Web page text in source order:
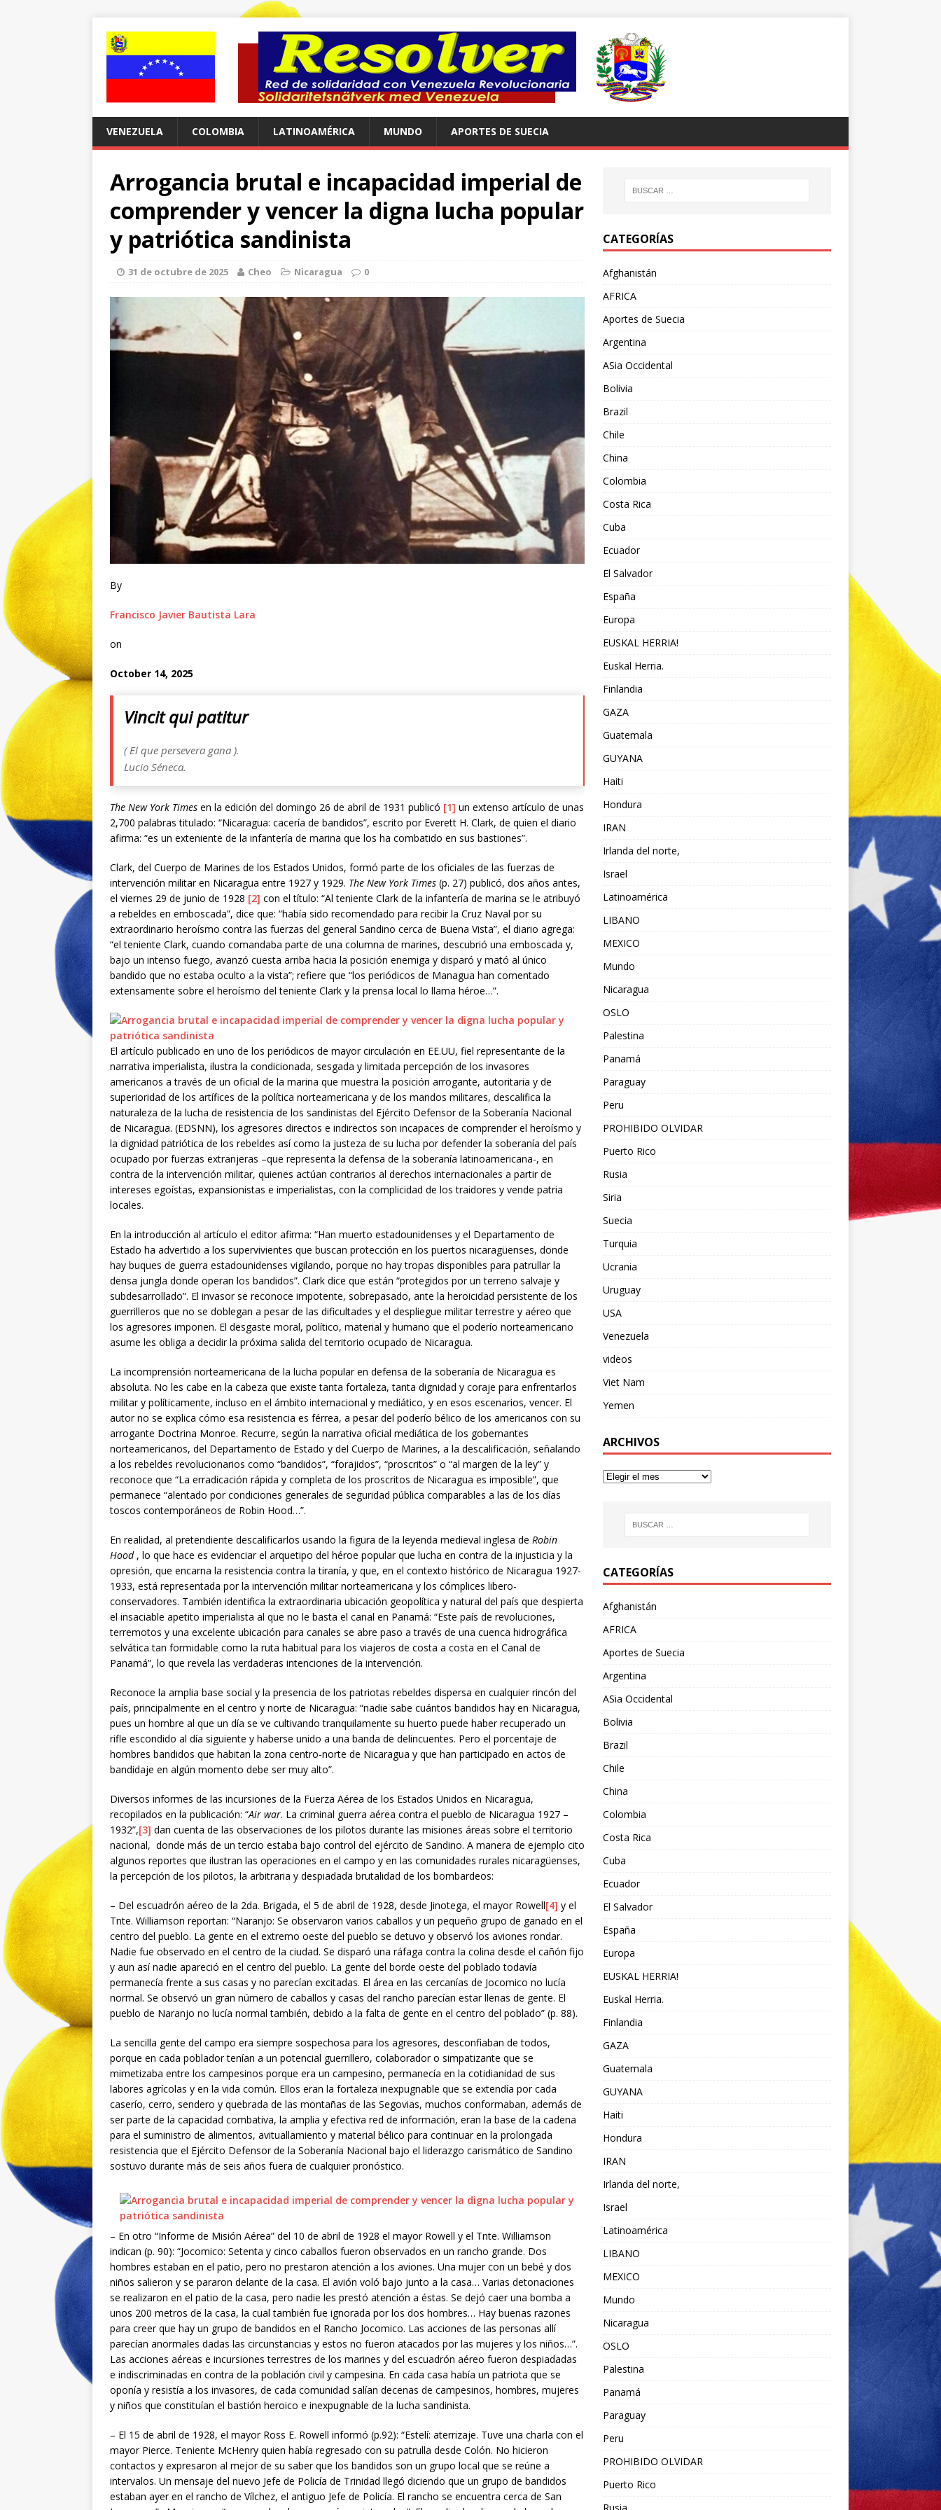
VENEZUELA COLOMBIA LATINOAMÉRICA MUNDO APORTES DE SUECIA
Arrogancia brutal e incapacidad imperial de
comprender y vencer la digna lucha popular
y patriótica sandinista
31 de octubre de 2025 Cheo Nicaragua 0
By
Francisco Javier Bautista Lara
on
October 14, 2025
Vincit qui patitur
(El que persevera gana ).
Lucio Séneca.
The New York Times en la edición del domingo 26 de abril de 1931 publicó [1] un extenso artículo de unas
2,700 palabras titulado: “Nicaragua: cacería de bandidos”, escrito por Everett H. Clark, de quien el diario
afirma: “es un exteniente de la infantería de marina que los ha combatido en sus bastiones”.
Clark, del Cuerpo de Marines de los Estados Unidos, formó parte de los oficiales de las fuerzas de
intervención militar en Nicaragua entre 1927 y 1929. The New York Times (p. 27) publicó, dos años antes,
el viernes 29 de junio de 1928 [2] con el título: “Al teniente Clark de la infantería de marina se le atribuyó
a rebeldes en emboscada”, dice que: “había sido recomendado para recibir la Cruz Naval por su
extraordinario heroísmo contra las fuerzas del general Sandino cerca de Buena Vista”, el diario agrega:
“el teniente Clark, cuando comandaba parte de una columna de marines, descubrió una emboscada y,
bajo un intenso fuego, avanzó cuesta arriba hacia la posición enemiga y disparó y mató al único
bandido que no estaba oculto a la vista”; refiere que “los periódicos de Managua han comentado
extensamente sobre el heroísmo del teniente Clark y la prensa local lo llama héroe…”.
El artículo publicado en uno de los periódicos de mayor circulación en EE.UU, fiel representante de la
narrativa imperialista, ilustra la condicionada, sesgada y limitada percepción de los invasores
americanos a través de un oficial de la marina que muestra la posición arrogante, autoritaria y de
superioridad de los artífices de la política norteamericana y de los mandos militares, descalifica la
naturaleza de la lucha de resistencia de los sandinistas del Ejército Defensor de la Soberanía Nacional
de Nicaragua. (EDSNN), los agresores directos e indirectos son incapaces de comprender el heroísmo y
la dignidad patriótica de los rebeldes así como la justeza de su lucha por defender la soberanía del país
ocupado por fuerzas extranjeras –que representa la defensa de la soberanía latinoamericana-, en
contra de la intervención militar, quienes actúan contrarios al derechos internacionales a partir de
intereses egoístas, expansionistas e imperialistas, con la complicidad de los traidores y vende patria
locales.
En la introducción al artículo el editor afirma: “Han muerto estadounidenses y el Departamento de
Estado ha advertido a los supervivientes que buscan protección en los puertos nicaragüenses, donde
hay buques de guerra estadounidenses vigilando, porque no hay tropas disponibles para patrullar la
densa jungla donde operan los bandidos”. Clark dice que están “protegidos por un terreno salvaje y
subdesarrollado”. El invasor se reconoce impotente, sobrepasado, ante la heroicidad persistente de los
guerrilleros que no se doblegan a pesar de las dificultades y el despliegue militar terrestre y aéreo que
los agresores imponen. El desgaste moral, político, material y humano que el poderío norteamericano
asume les obliga a decidir la próxima salida del territorio ocupado de Nicaragua.
La incomprensión norteamericana de la lucha popular en defensa de la soberanía de Nicaragua es
absoluta. No les cabe en la cabeza que existe tanta fortaleza, tanta dignidad y coraje para enfrentarlos
militar y políticamente, incluso en el ámbito internacional y mediático, y en esos escenarios, vencer. El
autor no se explica cómo esa resistencia es férrea, a pesar del poderío bélico de los americanos con su
arrogante Doctrina Monroe. Recurre, según la narrativa oficial mediática de los gobernantes
norteamericanos, del Departamento de Estado y del Cuerpo de Marines, a la descalificación, señalando
a los rebeldes revolucionarios como “bandidos”, “forajidos”, “proscritos” o “al margen de la ley” y
reconoce que “La erradicación rápida y completa de los proscritos de Nicaragua es imposible”, que
permanece “alentado por condiciones generales de seguridad pública comparables a las de los días
toscos contemporáneos de Robin Hood…”.
En realidad, al pretendiente descalificarlos usando la figura de la leyenda medieval inglesa de Robin
Hood, lo que hace es evidenciar el arquetipo del héroe popular que lucha en contra de la injusticia y la
opresión, que encarna la resistencia contra la tiranía, y que, en el contexto histórico de Nicaragua 1927-
1933, está representada por la intervención militar norteamericana y los cómplices libero-
conservadores. También identifica la extraordinaria ubicación geopolítica y natural del país que despierta
el insaciable apetito imperialista al que no le basta el canal en Panamá: “Este país de revoluciones,
terremotos y una excelente ubicación para canales se abre paso a través de una cuenca hidrográfica
selvática tan formidable como la ruta habitual para los viajeros de costa a costa en el Canal de
Panamá”, lo que revela las verdaderas intenciones de la intervención.
Reconoce la amplia base social y la presencia de los patriotas rebeldes dispersa en cualquier rincón del
país, principalmente en el centro y norte de Nicaragua: “nadie sabe cuántos bandidos hay en Nicaragua,
pues un hombre al que un día se ve cultivando tranquilamente su huerto puede haber recuperado un
rifle escondido al día siguiente y haberse unido a una banda de delincuentes. Pero el porcentaje de
hombres bandidos que habitan la zona centro-norte de Nicaragua y que han participado en actos de
bandidaje en algún momento debe ser muy alto”.
Diversos informes de las incursiones de la Fuerza Aérea de los Estados Unidos en Nicaragua,
recopilados en la publicación: “Air war. La criminal guerra aérea contra el pueblo de Nicaragua 1927 –
1932”,[3] dan cuenta de las observaciones de los pilotos durante las misiones áreas sobre el territorio
nacional, donde más de un tercio estaba bajo control del ejército de Sandino. A manera de ejemplo cito
algunos reportes que ilustran las operaciones en el campo y en las comunidades rurales nicaragüenses,
la percepción de los pilotos, la arbitraria y despiadada brutalidad de los bombardeos:
– Del escuadrón aéreo de la 2da. Brigada, el 5 de abril de 1928, desde Jinotega, el mayor Rowell[4] y el
Tnte. Williamson reportan: “Naranjo: Se observaron varios caballos y un pequeño grupo de ganado en el
centro del pueblo. La gente en el extremo oeste del pueblo se detuvo y observó los aviones rondar.
Nadie fue observado en el centro de la ciudad. Se disparó una ráfaga contra la colina desde el cañón fijo
y aun así nadie apareció en el centro del pueblo. La gente del borde oeste del poblado todavía
permanecía frente a sus casas y no parecían excitadas. El área en las cercanías de Jocomico no lucía
normal. Se observó un gran número de caballos y casas del rancho parecían estar llenas de gente. El
pueblo de Naranjo no lucía normal también, debido a la falta de gente en el centro del poblado” (p. 88).
La sencilla gente del campo era siempre sospechosa para los agresores, desconfiaban de todos,
porque en cada poblador tenían a un potencial guerrillero, colaborador o simpatizante que se
mimetizaba entre los campesinos porque era un campesino, permanecía en la cotidianidad de sus
labores agrícolas y en la vida común. Ellos eran la fortaleza inexpugnable que se extendía por cada
caserío, cerro, sendero y quebrada de las montañas de las Segovias, muchos conformaban, además de
ser parte de la capacidad combativa, la amplia y efectiva red de información, eran la base de la cadena
para el suministro de alimentos, avituallamiento y material bélico para continuar en la prolongada
resistencia que el Ejército Defensor de la Soberanía Nacional bajo el liderazgo carismático de Sandino
sostuvo durante más de seis años fuera de cualquier pronóstico.
– En otro “Informe de Misión Aérea” del 10 de abril de 1928 el mayor Rowell y el Tnte. Williamson
indican (p. 90): “Jocomico: Setenta y cinco caballos fueron observados en un rancho grande. Dos
hombres estaban en el patio, pero no prestaron atención a los aviones. Una mujer con un bebé y dos
niños salieron y se pararon delante de la casa. El avión voló bajo junto a la casa… Varias detonaciones
se realizaron en el patio de la casa, pero nadie les prestó atención a éstas. Se dejó caer una bomba a
unos 200 metros de la casa, la cual también fue ignorada por los dos hombres… Hay buenas razones
para creer que hay un grupo de bandidos en el Rancho Jocomico. Las acciones de las personas allí
parecían anormales dadas las circunstancias y estos no fueron atacados por las mujeres y los niños…”.
Las acciones aéreas e incursiones terrestres de los marines y del escuadrón aéreo fueron despiadadas
e indiscriminadas en contra de la población civil y campesina. En cada casa había un patriota que se
oponía y resistía a los invasores, de cada comunidad salían decenas de campesinos, hombres, mujeres
y niños que constituían el bastión heroico e inexpugnable de la lucha sandinista.
– El 15 de abril de 1928, el mayor Ross E. Rowell informó (p.92): “Estelí: aterrizaje. Tuve una charla con el
mayor Pierce. Teniente McHenry quien había regresado con su patrulla desde Colón. No hicieron
contactos y expresaron al mejor de su saber que los bandidos son un grupo local que se reúne a
intervalos. Un mensaje del nuevo Jefe de Policía de Trinidad llegó diciendo que un grupo de bandidos
estaban ayer en el rancho de Vílchez, el antiguo Jefe de Policía. El rancho se encuentra cerca de San
CATEGORÍAS
Afghanistán
AFRICA
Aportes de Suecia
Argentina
ASia Occidental
Bolivia
Brazil
Chile
China
Colombia
Costa Rica
Cuba
Ecuador
El Salvador
España
Europa
EUSKAL HERRIA!
Euskal Herria.
Finlandia
GAZA
Guatemala
GUYANA
Haiti
Hondura
IRAN
Irlanda del norte,
Israel
Latinoamérica
LIBANO
MEXICO
Mundo
Nicaragua
OSLO
Palestina
Panamá
Paraguay
Peru
PROHIBIDO OLVIDAR
Puerto Rico
Rusia
Siria
Suecia
Turquia
Ucrania
Uruguay
USA
Venezuela
videos
Viet Nam
Yemen
ARCHIVOS
CATEGORÍAS
Afghanistán
AFRICA
Aportes de Suecia
Argentina
ASia Occidental
Bolivia
Brazil
Chile
China
Colombia
Costa Rica
Cuba
Ecuador
El Salvador
España
Europa
EUSKAL HERRIA!
Euskal Herria.
Finlandia
GAZA
Guatemala
GUYANA
Haiti
Hondura
IRAN
Irlanda del norte,
Israel
Latinoamérica
LIBANO
MEXICO
Mundo
Nicaragua
OSLO
Palestina
Panamá
Paraguay
Peru
PROHIBIDO OLVIDAR
Puerto Rico